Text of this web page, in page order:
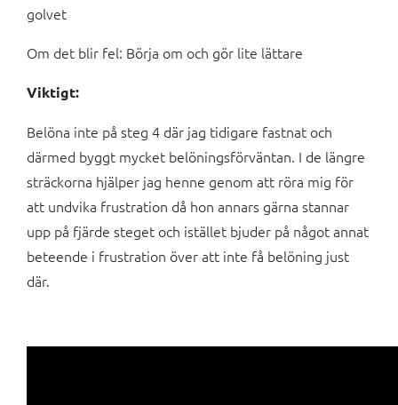
golvet
Om det blir fel: Börja om och gör lite lättare
Viktigt:
Belöna inte på steg 4 där jag tidigare fastnat och
därmed byggt mycket belöningsförväntan. I de längre
sträckorna hjälper jag henne genom att röra mig för
att undvika frustration då hon annars gärna stannar
upp på fjärde steget och istället bjuder på något annat
beteende i frustration över att inte få belöning just
där.